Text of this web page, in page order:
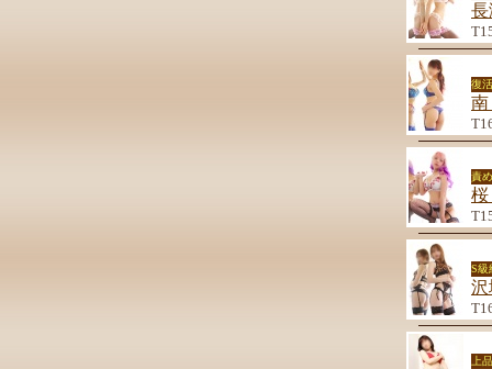
長
復
南
責
桜
S級
沢
上